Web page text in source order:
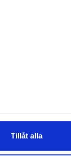
Tillåt alla
för